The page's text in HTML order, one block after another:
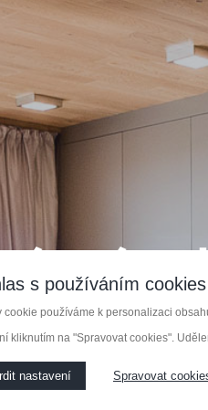
s používáním cookies
cookie používáme k personalizaci
kliknutím na "Spravovat cookies".
nastavení Spravovat